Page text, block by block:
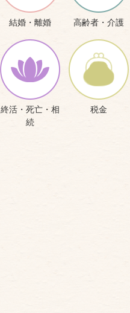
結婚・離婚 高齢者・介護
終活・死亡・相
続
税金